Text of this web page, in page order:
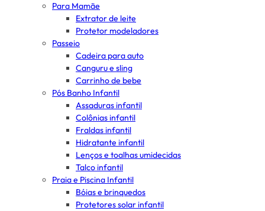
Para Mamãe
Extrator de leite
Protetor modeladores
Passeio
Cadeira para auto
Canguru e sling
Carrinho de bebe
Pós Banho Infantil
Assaduras infantil
Colônias infantil
Fraldas infantil
Hidratante infantil
Lenços e toalhas umidecidas
Talco infantil
Praia e Piscina Infantil
Bóias e brinquedos
Protetores solar infantil